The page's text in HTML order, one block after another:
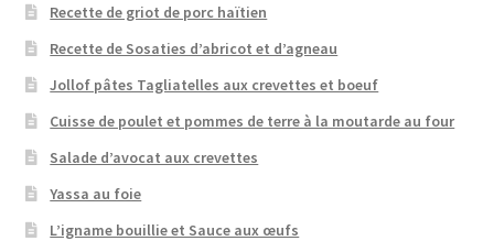
Recette de griot de porc haïtien
Recette de Sosaties d’abricot et d’agneau
Jollof pâtes Tagliatelles aux crevettes et boeuf
Cuisse de poulet et pommes de terre à la moutarde au four
Salade d’avocat aux crevettes
Yassa au foie
L’igname bouillie et Sauce aux œufs